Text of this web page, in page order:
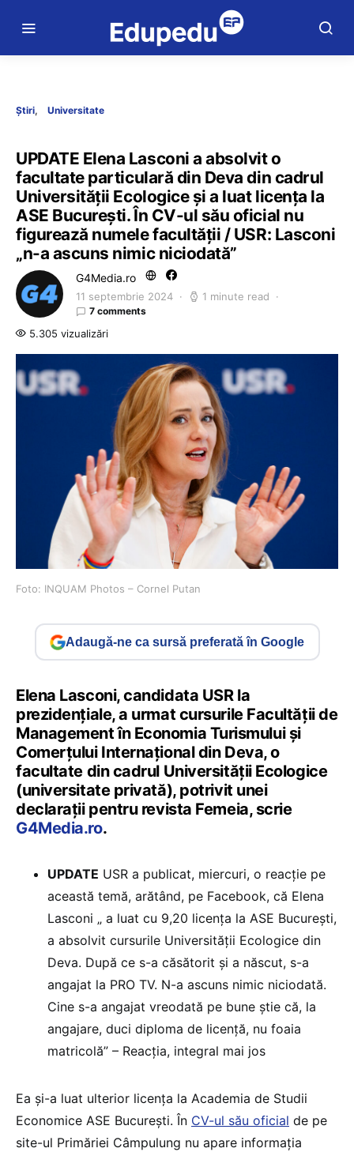
Știri Universitate
UPDATE Elena Lasconi a absolvit o
facultate particulară din Deva din cadrul
Universității Ecologice și a luat licența la
ASE București. În CV-ul său oficial nu
figurează numele facultății / USR: Lasconi
„n-a ascuns nimic niciodată”
G4Media.ro
11 septembrie 2024 1 minute read
7 comments
5.305 vizualizări
Foto: INQUAM Photos – Cornel Putan
Adaugă-ne ca sursă preferată în Google
Elena Lasconi, candidata USR la
prezidențiale, a urmat cursurile Facultății de
Management în Economia Turismului și
Comerțului Internațional din Deva, o
facultate din cadrul Universității Ecologice
(universitate privată), potrivit unei
declarații pentru revista Femeia, scrie
G4Media.ro.
UPDATE USR a publicat, miercuri, o reacție pe
această temă, arătând, pe Facebook, că Elena
Lasconi „ a luat cu 9,20 licența la ASE București,
a absolvit cursurile Universității Ecologice din
Deva. După ce s-a căsătorit și a născut, s-a
angajat la PRO TV. N-a ascuns nimic niciodată.
Cine s-a angajat vreodată pe bune știe că, la
angajare, duci diploma de licență, nu foaia
matricolă” – Reacția, integral mai jos
Ea și-a luat ulterior licența la Academia de Studii
Economice ASE București. În CV-ul său oficial de pe
site-ul Primăriei Câmpulung nu apare informația